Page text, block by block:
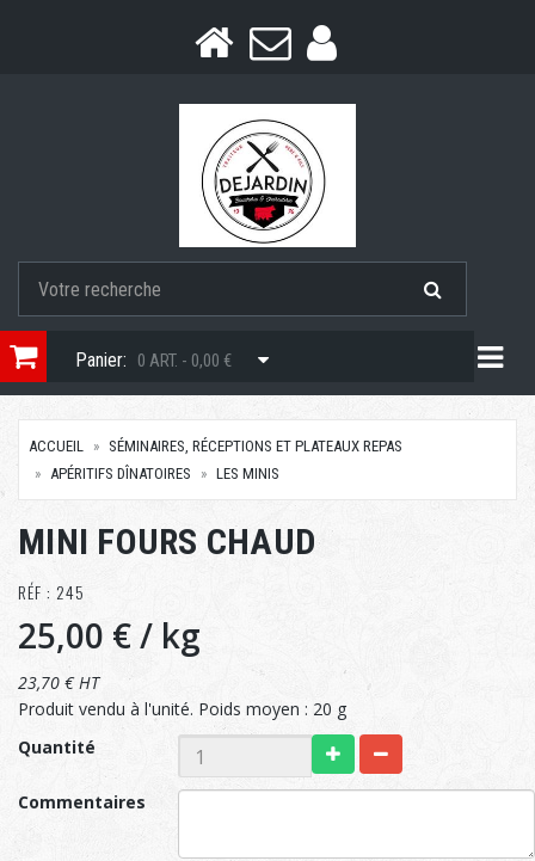
Panier: 0 ART. - 0,00 €
ACCUEIL
SÉMINAIRES, RÉCEPTIONS ET PLATEAUX REPAS
APÉRITIFS DÎNATOIRES
LES MINIS
MINI FOURS CHAUD
RÉF : 245
25,00 €/ kg
23,70 € HT
Produit vendu à l'unité. Poids moyen : 20 g
Quantité
Commentaires